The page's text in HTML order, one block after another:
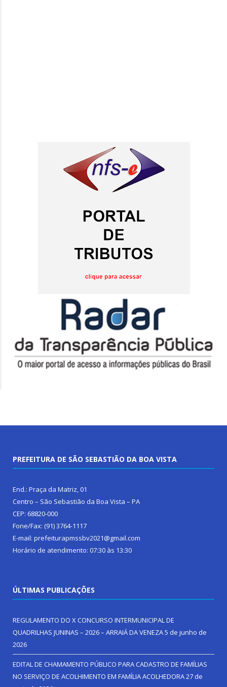
PREFEITURA DE SÃO SEBASTIÃO DA BOA VISTA
End.: Praça da Matriz, 01
Centro – São Sebastião da Boa Vista – PA
CEP: 68820-000
Fone/Fax: (91) 3764-1117
E-mail: prefeiturapmssbv2021@gmail.com
Horário de atendimento: 07:30 às 13:30
ÚLTIMAS PUBLICAÇÕES
REGULAMENTO DO X CONCURSO INTERMUNICIPAL DE
QUADRILHAS JUNINAS – 2026 – ARRAIÁ DA VENEZA5 de junho de
2026
EDITAL DE CHAMAMENTO PÚBLICO PARA CADASTRO DE FAMÍLIAS
NO SERVIÇO DE ACOLHIMENTO EM FAMÍLIA ACOLHEDORA27 de